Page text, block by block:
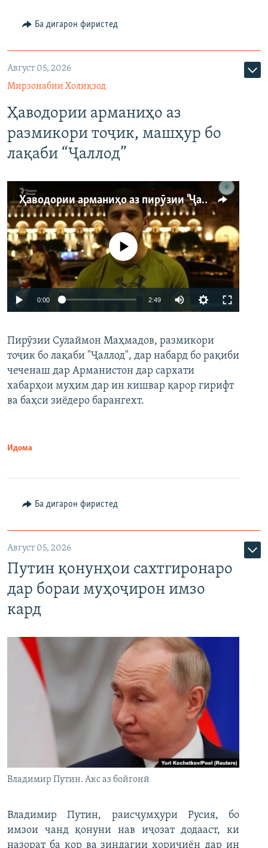
Ба дигарон фиристед
Август 05, 2026
Мирзонабии Холиқзод
Ҳаводории арманиҳо аз
размикори тоҷик, машҳур бо
лақаби “Ҷаллод”
Ҳаводории арманиҳо аз пирӯзии "Ҷаллод"-и тоҷик
Auto 240p 360p 480p
720p 1080p
Феълан кор намекунад
0:00 2:49
360p
480p
Пирӯзии Сулаймон Маҳмадов, размикори
тоҷик бо лақаби "Ҷаллод", дар набард бо рақиби
чеченаш дар Арманистон дар сархати
хабарҳои муҳим дар ин кишвар қарор гирифт
ва баҳси зиёдеро барангехт.
Идома
Ба дигарон фиристед
Август 05, 2026
Путин қонунҳои сахтгиронаро
дар бораи муҳоҷирон имзо
кард
Владимир Путин. Акс аз бойгонӣ
Владимир Путин, раисҷумҳури Русия, бо
имзои чанд қонуни нав иҷозат додааст, ки
назорат ба кор ва зиндагии хориҷиён дар ин